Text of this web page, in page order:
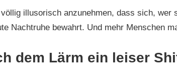
illusorisch anzunehmen, dass sich, wer
Nachtruhe bewahrt. Und mehr Menschen
dem Lärm ein leiser